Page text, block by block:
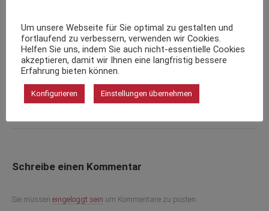
Schmuck zur Kommunion, Konfirmation
oder Taufe – persönliche Geschenke
mit Bedeutung
März 15, 2026
Schreibe einen Kommentar
Sie müssen eingeloggt sein um Kommentare zu posten.
Um unsere Webseite für Sie optimal zu gestalten und
fortlaufend zu verbessern, verwenden wir Cookies.
Helfen Sie uns, indem Sie auch nicht-essentielle Cookies
akzeptieren, damit wir Ihnen eine langfristig bessere
Erfahrung bieten können.
Konfigurieren Einstellungen übernehmen